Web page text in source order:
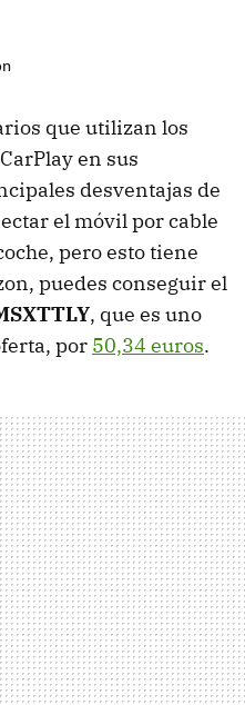
que utilizan los
en sus
desventajas de
el móvil por cable
pero esto tiene
puedes conseguir el
, que es uno
por 50,34 euros.